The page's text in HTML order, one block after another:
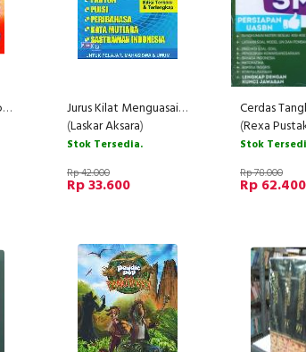
Belajar Mewarnai Boboi Boy Edisi ke-2
Jurus Kilat Menguasai Sastra Indonesia
(Laskar Aksara)
Stok Tersedia.
Rp 42.000
Rp 33.600
(Rexa
Stok
Rp 78.000
Rp 62.400